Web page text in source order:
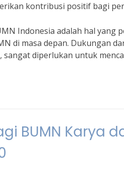
kontribusi positif bagi
Indonesia adalah hal yang
di masa depan. Dukungan
diperlukan untuk
BUMN Karya